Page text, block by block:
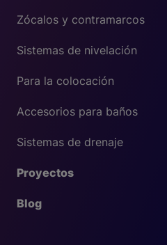
Zócalos y contramarcos
Sistemas de nivelación
Para la colocación
Accesorios para baños
Sistemas de drenaje
Proyectos
Blog